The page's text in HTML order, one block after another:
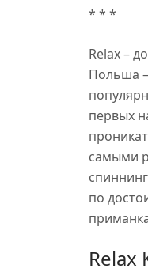
* * *
Relax –
Польша
первых
самыми
по
Relax